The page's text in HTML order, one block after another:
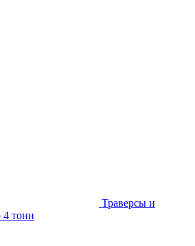
Траверсы и
4 тонн